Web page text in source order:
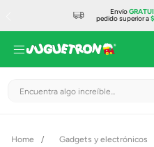
Envío
pedido superior a
Encuentra algo increíble...
Gadgets y electrónicos